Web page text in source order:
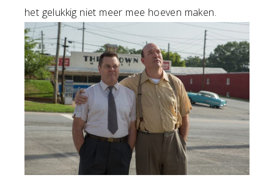
het gelukkig niet meer mee hoeven maken.